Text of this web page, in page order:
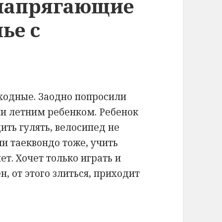
с
Заодно попросили
летним ребенком. Ребенок
гулять, велосипед не
таеквондо тоже, учить
Хочет только играть и
от этого злиться, приходит